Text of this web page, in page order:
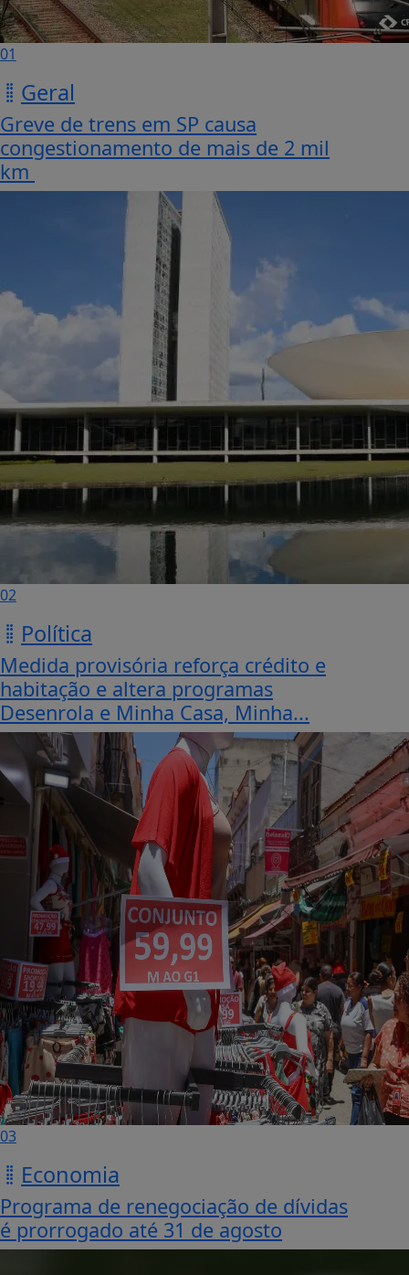
01
Geral
Greve de trens em SP causa
congestionamento de mais de 2 mil
km
02
Política
Medida provisória reforça crédito e
habitação e altera programas
Desenrola e Minha Casa, Minha...
03
Economia
Programa de renegociação de dívidas
é prorrogado até 31 de agosto